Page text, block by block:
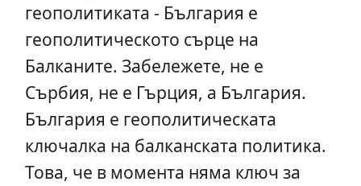
геополитиката - България е
геополитическото сърце на
Балканите. Забележете, не е
Сърбия, не е Гърция, а България.
България е геополитическата
ключалка на балканската политика.
Това, че в момента няма ключ за